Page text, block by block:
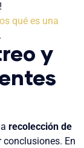
qué es una
.
y
recolección de
conclusiones. En